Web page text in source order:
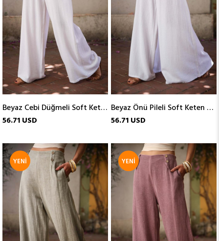
Beyaz Cebi Düğmeli Soft Keten Pantolon
56.71 USD
Beyaz Önü Pileli Soft Keten Pantolon
56.71 USD
YENI
ÜRÜN
YENI
ÜRÜN